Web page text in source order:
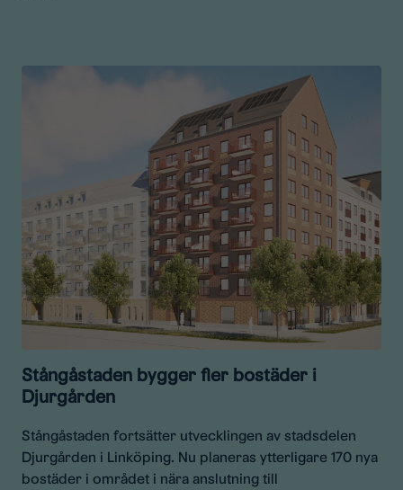
Stångåstaden bygger fler bostäder i
Djurgården
Stångåstaden fortsätter utvecklingen av stadsdelen
Djurgården i Linköping. Nu planeras ytterligare 170 nya
bostäder i området i nära anslutning till